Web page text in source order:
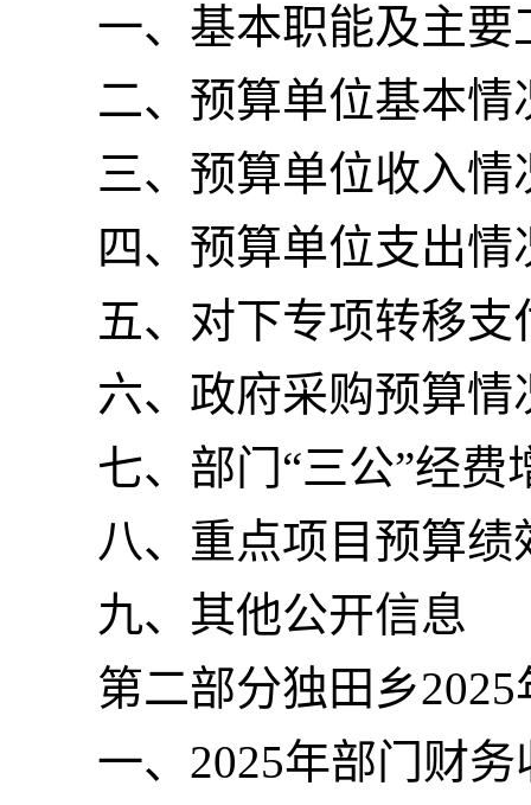
一、基本职能及主要
二、预算单位基本情
三、预算单位收入情
四、预算单位支出情
五、对下专项转移支
六、政府采购预算情
七、部门“三公”经
八、重点项目预算绩
九、其他公开信息
第二部分独田乡
一、2025年部门财